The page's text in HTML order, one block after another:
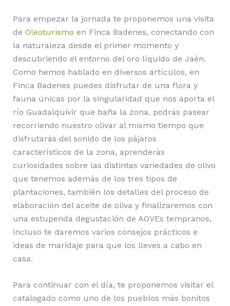
Para empezar la jornada te proponemos una visita
de Oleoturismo en Finca Badenes, conectando con
la naturaleza desde el primer momento y
descubriendo el entorno del oro líquido de Jaén.
Como hemos hablado en diversos artículos, en
Finca Badenes puedes disfrutar de una flora y
fauna únicas por la singularidad que nos aporta el
río Guadalquivir que baña la zona, podrás pasear
recorriendo nuestro olivar al mismo tiempo que
disfrutarás del sonido de los pájaros
característicos de la zona, aprenderás
curiosidades sobre las distintas variedades de olivo
que tenemos además de los tres tipos de
plantaciones, también los detalles del proceso de
elaboración del aceite de oliva y finalizaremos con
una estupenda degustación de AOVEs tempranos,
incluso te daremos varios consejos prácticos e
ideas de maridaje para que los lleves a cabo en
casa.
Para continuar con el día, te proponemos visitar el
catalogado como uno de los pueblos más bonitos